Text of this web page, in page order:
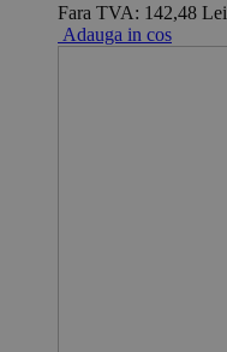
Fara TVA: 142,48 Lei
Adauga in cos